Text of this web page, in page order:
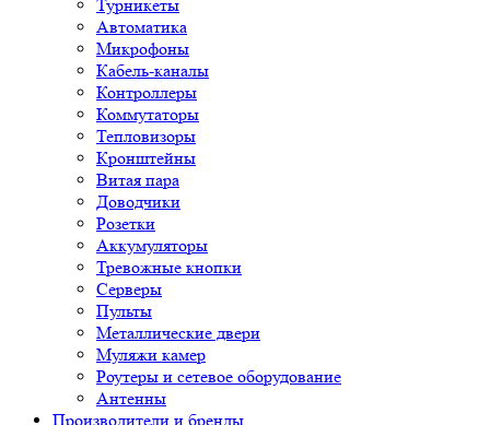
Турникеты
Автоматика
Микрофоны
Кабель-каналы
Контроллеры
Коммутаторы
Тепловизоры
Кронштейны
Витая пара
Доводчики
Розетки
Аккумуляторы
Тревожные кнопки
Серверы
Пульты
Металлические двери
Муляжи камер
Роутеры и сетевое оборудование
Антенны
Производители и бренды